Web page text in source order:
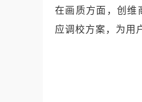
在画质方面，创维
应调校方案，为用